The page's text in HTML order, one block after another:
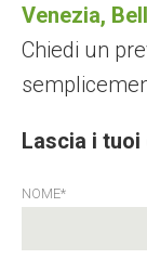
Venezia,
Chiedi un
Lascia i
NOME*